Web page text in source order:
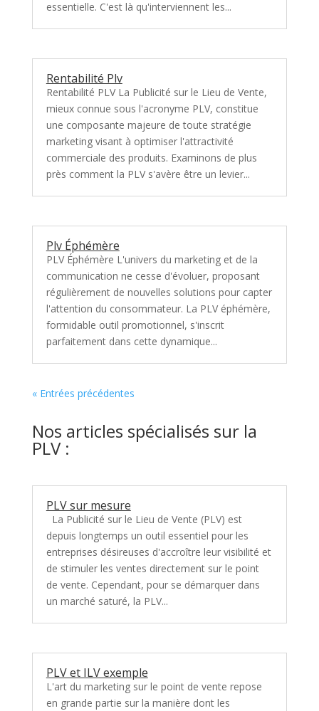
essentielle. C'est là qu'interviennent les...
Rentabilité Plv
Rentabilité PLV La Publicité sur le Lieu de Vente,
mieux connue sous l'acronyme PLV, constitue
une composante majeure de toute stratégie
marketing visant à optimiser l'attractivité
commerciale des produits. Examinons de plus
près comment la PLV s'avère être un levier...
Plv Éphémère
PLV Éphémère L'univers du marketing et de la
communication ne cesse d'évoluer, proposant
régulièrement de nouvelles solutions pour capter
l'attention du consommateur. La PLV éphémère,
formidable outil promotionnel, s'inscrit
parfaitement dans cette dynamique...
« Entrées précédentes
Nos articles spécialisés sur la
PLV :
PLV sur mesure
La Publicité sur le Lieu de Vente (PLV) est
depuis longtemps un outil essentiel pour les
entreprises désireuses d'accroître leur visibilité et
de stimuler les ventes directement sur le point
de vente. Cependant, pour se démarquer dans
un marché saturé, la PLV...
PLV et ILV exemple
L'art du marketing sur le point de vente repose
en grande partie sur la manière dont les